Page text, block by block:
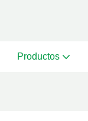
Productos